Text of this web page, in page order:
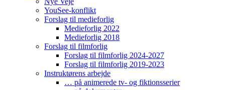
YouSee-konflikt
Forslag til medieforlig
Medieforlig 2022
Medieforlig 2018
Forslag til filmforlig
Forslag til filmforlig 2024-2027
Forslag til filmforlig 2019-2023
Instruktørens arbejde
… på animerede tv- og fiktionsserier